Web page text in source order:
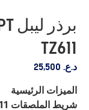
TZ611
د.ع.
الميزات الرئيسية